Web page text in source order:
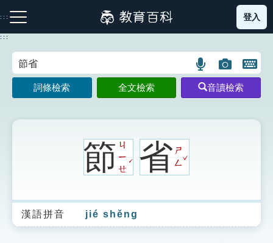
到
主
:::
注音索引圖示 筆畫索引圖示 部首索引表圖示
生字詞彙表
登入
:::
語
言
搜
圖
片
搜
開
鍵
圖
詞條檢索 全文檢索 音讀檢索
節ㄐ
ㄧ
ㄝ
ˊ 省ㄕ
ㄥ
ˇ
漢語拼音 jié shěng